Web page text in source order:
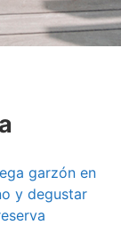
garzón en
y degustar